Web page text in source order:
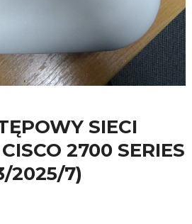
SIECI
2700 SERIES
2025/7)